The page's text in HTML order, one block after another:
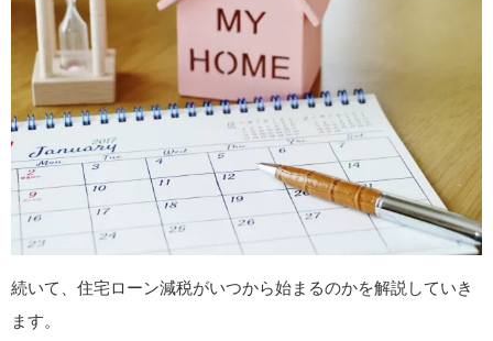
続いて、住宅ローン減税がいつから始まるのかを解説していき
ます。